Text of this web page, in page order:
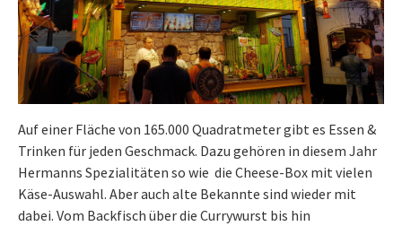
Auf einer Fläche von 165.000 Quadratmeter gibt es Essen &
Trinken für jeden Geschmack. Dazu gehören in diesem Jahr
Hermanns Spezialitäten so wie die Cheese-Box mit vielen
Käse-Auswahl. Aber auch alte Bekannte sind wieder mit
dabei. Vom Backfisch über die Currywurst bis hin